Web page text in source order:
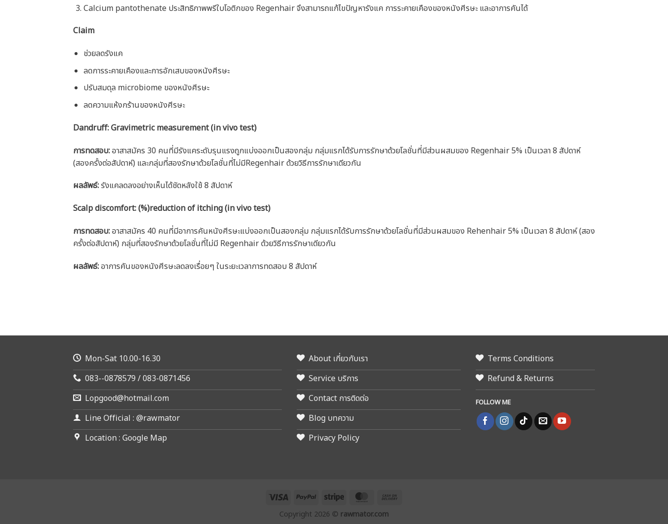
Calcium pantothenate ประสิทธิภาพพรีใบโอติกของ Regenhair จึงสามารถแก้ไขปัญหารังแค การระคายเคืองของหนังศีรษะ และอาการคันได้
Claim
ช่วยลดรังแค
ลดการระคายเคืองและการอักเสบของหนังศีรษะ
ปรับสมดุล microbiome ของหนังศีรษะ
ลดความแห้งกร้านของหนังศีรษะ
Dandruff: Gravimetric measurement (in vivo test)
การทดสอบ:อาสาสมัคร 30 คนที่มีรังแคระดับรุนแรงถูกแบ่งออกเป็นสองกลุ่ม กลุ่มแรกได้รับการรักษาด้วยโลชั่นที่มีส่วนผสมของ Regenhair 5% เป็นเวลา 8 สัปดาห์
(สองครั้งต่อสัปดาห์) และกลุ่มที่สองรักษาด้วยโลชั่นที่ไม่มีRegenhair ด้วยวิธีการรักษาเดียวกัน
ผลลัพธ์:รังแคลดลงอย่างเห็นได้ชัดหลังใช้ 8 สัปดาห์
Scalp discomfort: (%)reduction of itching (in vivo test)
การทดสอบ:อาสาสมัคร 40 คนที่มีอาการคันหนังศีรษะแบ่งออกเป็นสองกลุ่ม กลุ่มแรกได้รับการรักษาด้วยโลชั่นที่มีส่วนผสมของ Rehenhair 5% เป็นเวลา 8 สัปดาห์ (สอง
ครั้งต่อสัปดาห์) กลุ่มที่สองรักษาด้วยโลชั่นที่ไม่มี Regenhair ด้วยวิธีการรักษาเดียวกัน
ผลลัพธ์:อาการคันของหนังศีรษะลดลงเรื่อยๆ ในระยะเวลาการทดสอบ 8 สัปดาห์
Mon-Sat 10.00-16.30
083--0878579 / 083-0871456
Lopgood@hotmail.com
Line Official : @rawmator
Location : Google Map
About เกี่ยวกับเรา
Service บริการ
Contact การติดต่อ
Blog บทความ
Privacy Policy
Terms Conditions
Refund & Returns
FOLLOW ME
Visa PayPal Stripe MasterCard
Copyright 2026 © rawmator.com